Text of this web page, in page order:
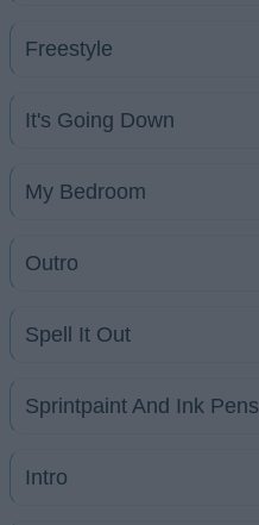
Freestyle
It's Going Down
My Bedroom
Outro
Spell It Out
Sprintpaint And Ink Pens
Intro